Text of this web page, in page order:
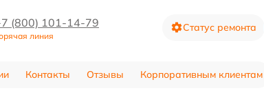
(800) 101-14-79
линия
Статус ремонта
Контакты Отзывы Корпоративным клиентам